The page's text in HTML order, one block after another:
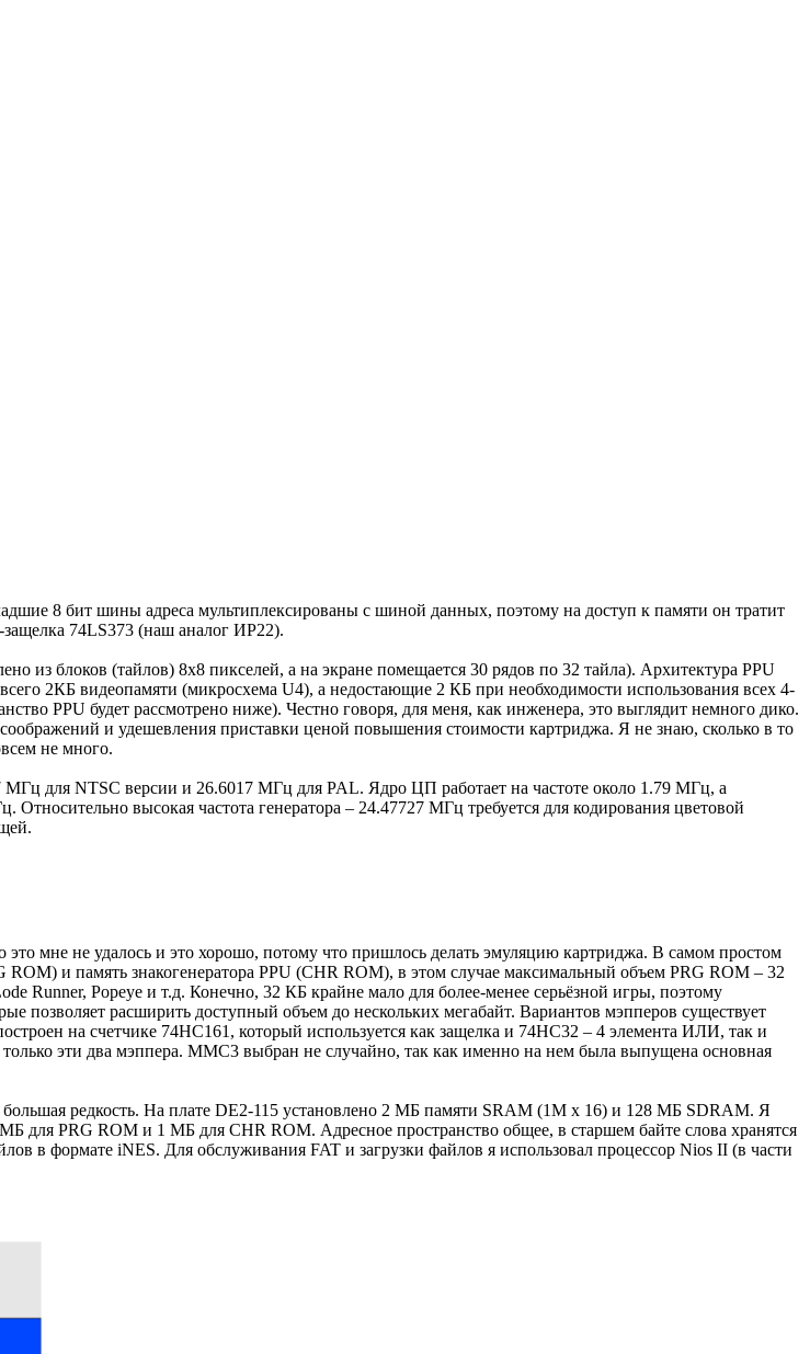
8 бит шины адреса мультиплексированы с шиной данных, поэтому на доступ к памяти он тратит
защелка 74LS373 (наш аналог ИР22).
из блоков (тайлов) 8x8 пикселей, а на экране помещается 30 рядов по 32 тайла). Архитектура PPU
2КБ видеопамяти (микросхема U4), а недостающие 2 КБ при необходимости использования всех 4-
PPU будет рассмотрено ниже). Честно говоря, для меня, как инженера, это выглядит немного дико.
и удешевления приставки ценой повышения стоимости картриджа. Я не знаю, сколько в то
не много.
для NTSC версии и 26.6017 MГц для PAL. Ядро ЦП работает на частоте около 1.79 МГц, а
высокая частота генератора – 24.47727 МГц требуется для кодирования цветовой
мне не удалось и это хорошо, потому что пришлось делать эмуляцию картриджа. В самом простом
и память знакогенератора PPU (CHR ROM), в этом случае максимальный объем PRG ROM – 32
Runner, Popeye и т.д. Конечно, 32 КБ крайне мало для более-менее серьёзной игры, поэтому
позволяет расширить доступный объем до нескольких мегабайт. Вариантов мэпперов существует
на счетчике 74HC161, который используется как защелка и 74HC32 – 4 элемента ИЛИ, так и
эти два мэппера. MMC3 выбран не случайно, так как именно на нем была выпущена основная
редкость. На плате DE2-115 установлено 2 МБ памяти SRAM (1M x 16) и 128 МБ SDRAM. Я
для PRG ROM и 1 МБ для CHR ROM. Адресное пространство общее, в старшем байте слова хранятся
в формате iNES. Для обслуживания FAT и загрузки файлов я использовал процессор Nios II (в части